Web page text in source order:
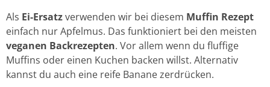
Als Ei-Ersatzverwenden wir bei diesem Muffin Rezept
einfach nur Apfelmus. Das funktioniert bei den meisten
veganen Backrezepten. Vor allem wenn du fluffige
Muffins oder einen Kuchen backen willst. Alternativ
kannst du auch eine reife Banane zerdrücken.